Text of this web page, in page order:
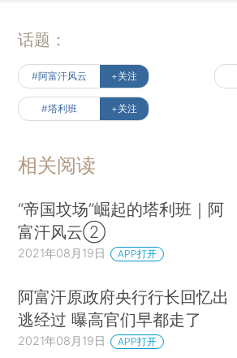
话题：
#阿富汗风云 +关注
#塔利班 +关注
相关阅读
“帝国坟场”崛起的塔利班｜阿
富汗风云②
2021年08月19日 APP打开
阿富汗原政府央行行长回忆出
逃经过 曝高官们早都走了
2021年08月19日 APP打开